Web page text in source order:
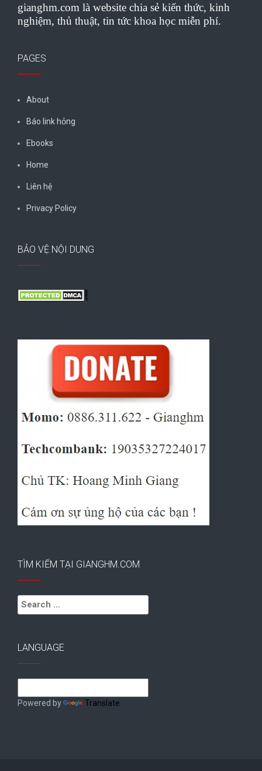
gianghm.com là website chia sẻ kiến thức, kinh
nghiệm, thủ thuật, tin tức khoa học miễn phí.
PAGES
About
Báo link hỏng
Ebooks
Home
Liên hệ
Privacy Policy
BẢO VỆ NỘI DUNG
TÌM KIẾM TẠI GIANGHM.COM
Search
for:
LANGUAGE
Powered by Translate